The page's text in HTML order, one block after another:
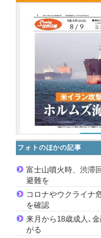
フォトのほかの記事
富士山噴火時、渋滞
避難を
コロナやウクライナ
を確認
来月から18歳成人､
がる